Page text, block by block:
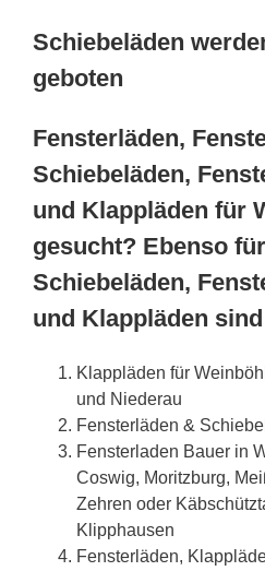
Schiebeläden
geboten
Fensterläden,
Schiebeläden,
und Klappläden für
gesucht? Ebenso
Schiebeläden,
und Klappläden
Klappläden für
und Niederau
Fensterläden &
Fensterladen Bauer in
Coswig, Moritzburg,
Zehren oder
Klipphausen
Fensterläden,